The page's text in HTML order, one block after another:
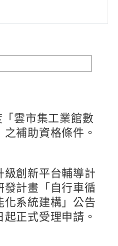
雲市集工業館數
補助資格條件。
創新平台輔導計
計畫「自行車循
系統建構」公告
正式受理申請。